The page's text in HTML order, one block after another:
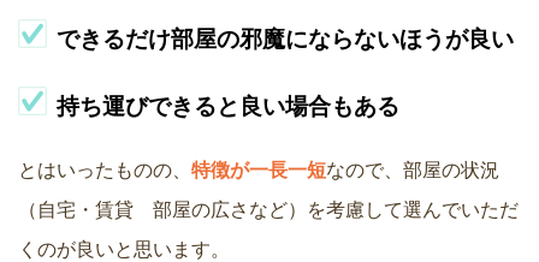
できるだけ部屋の邪魔にならないほうが良い
持ち運びできると良い場合もある
とはいったものの、 特徴が一長一短なので、部屋の状況
（自宅・賃貸 部屋の広さなど）を考慮して選んでいただ
くのが良いと思います。